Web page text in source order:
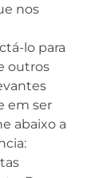
nos
lo para
outros
em ser
abaixo a